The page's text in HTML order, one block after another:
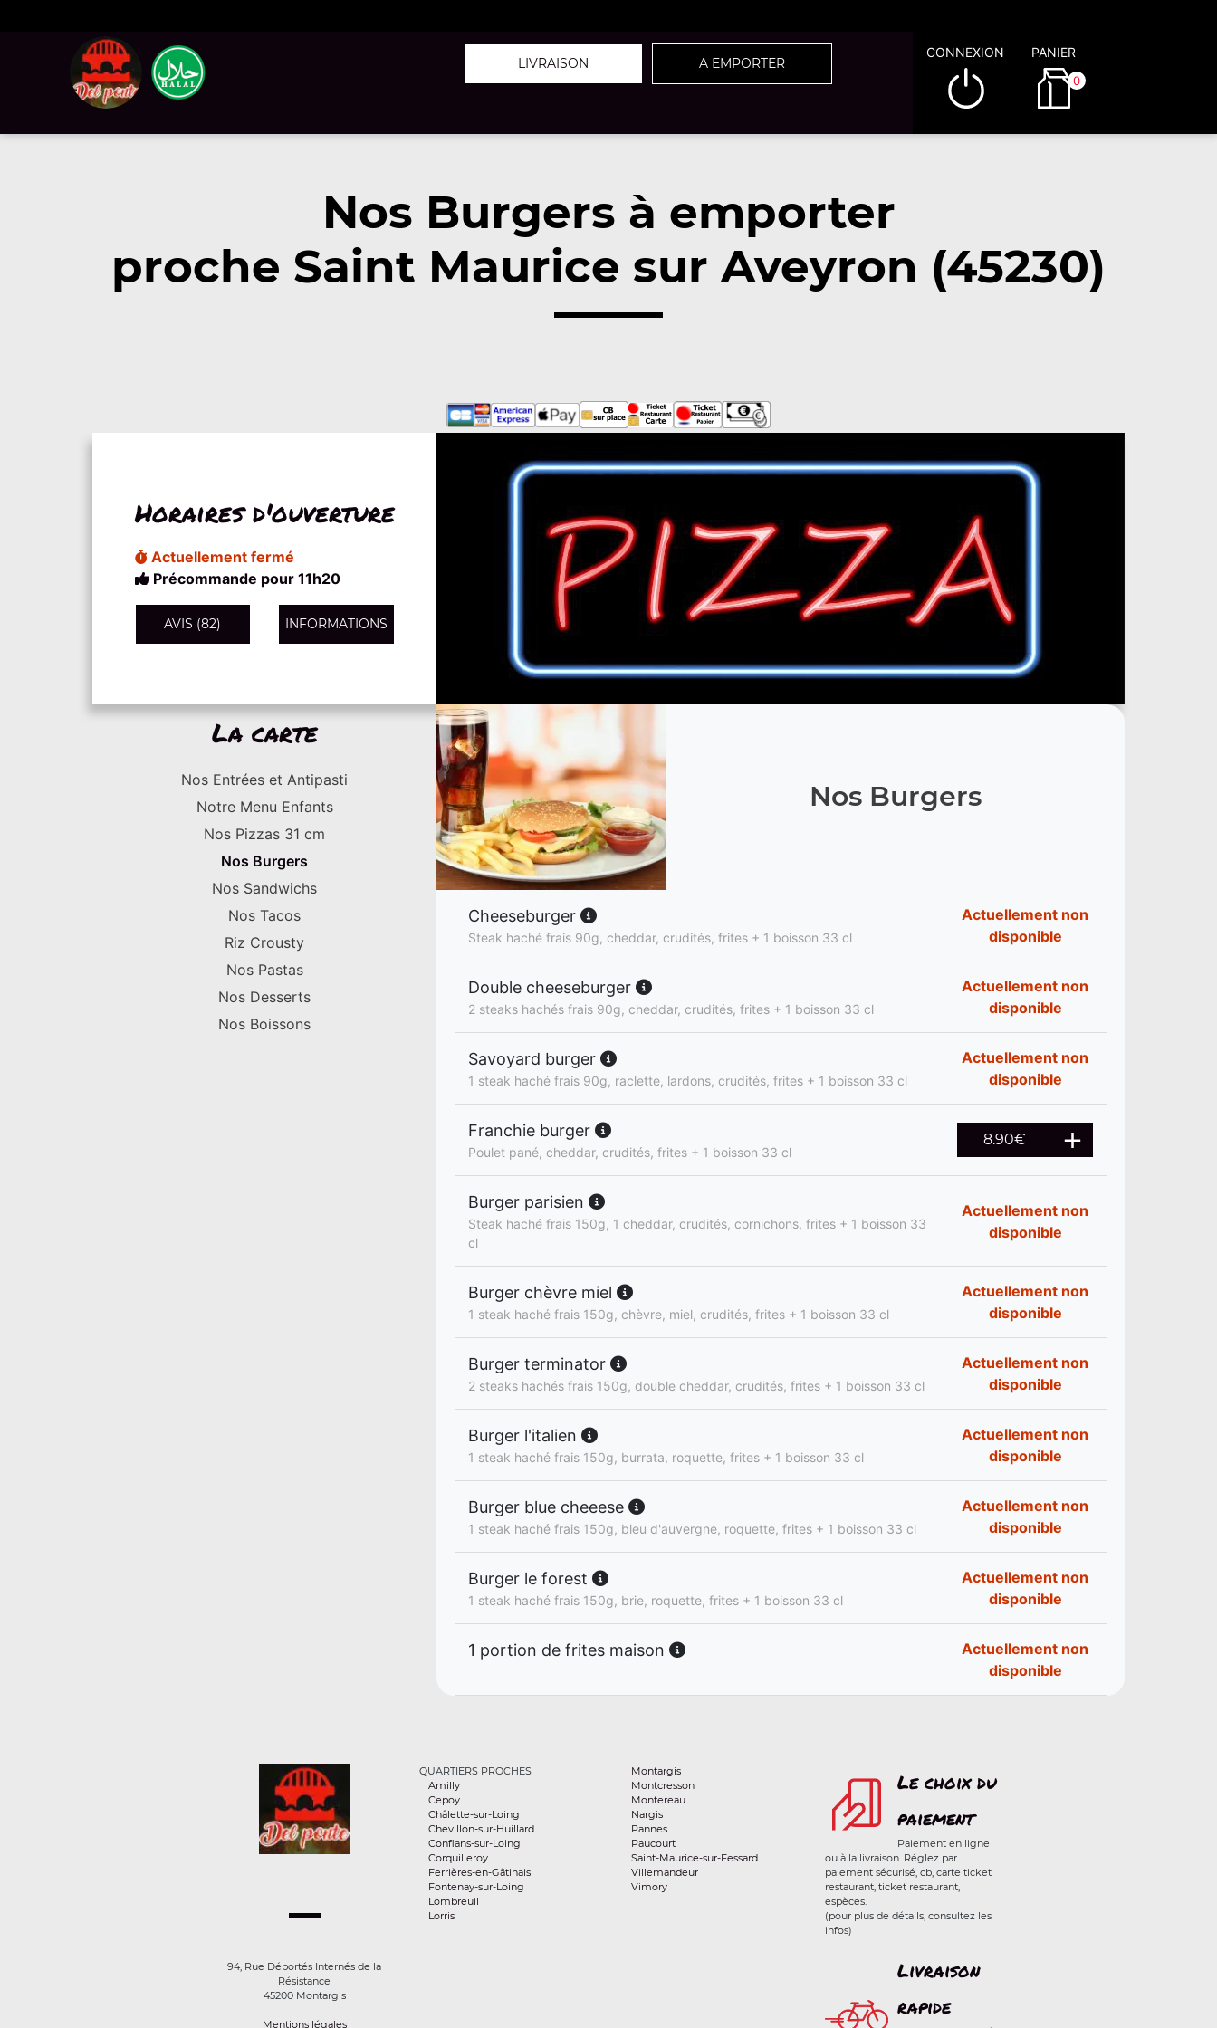
LIVRAISON A EMPORTER
CONNEXION PANIER
0
Nos Burgers à emporter
proche Saint Maurice sur Aveyron (45230)
Horaires d'ouverture
Actuellement fermé
Précommande pour 11h20
AVIS (82) INFORMATIONS
La carte
Nos Entrées et Antipasti
Notre Menu Enfants
Nos Pizzas 31 cm
Nos Burgers
Nos Sandwichs
Nos Tacos
Riz Crousty
Nos Pastas
Nos Desserts
Nos Boissons
Nos Burgers
Cheeseburger
Steak haché frais 90g, cheddar, crudités, frites + 1 boisson 33 cl
Actuellement non
disponible
Double cheeseburger
2 steaks hachés frais 90g, cheddar, crudités, frites + 1 boisson 33 cl
Actuellement non
disponible
Savoyard burger
1 steak haché frais 90g, raclette, lardons, crudités, frites + 1 boisson 33 cl
Actuellement non
disponible
Franchie burger
Poulet pané, cheddar, crudités, frites + 1 boisson 33 cl
8.90€
Burger parisien
Steak haché frais 150g, 1 cheddar, crudités, cornichons, frites + 1 boisson 33
cl
Actuellement non
disponible
Burger chèvre miel
1 steak haché frais 150g, chèvre, miel, crudités, frites + 1 boisson 33 cl
Actuellement non
disponible
Burger terminator
2 steaks hachés frais 150g, double cheddar, crudités, frites + 1 boisson 33 cl
Actuellement non
disponible
Burger l'italien
1 steak haché frais 150g, burrata, roquette, frites + 1 boisson 33 cl
Actuellement non
disponible
Burger blue cheeese
1 steak haché frais 150g, bleu d'auvergne, roquette, frites + 1 boisson 33 cl
Actuellement non
disponible
Burger le forest
1 steak haché frais 150g, brie, roquette, frites + 1 boisson 33 cl
Actuellement non
disponible
1 portion de frites maison
Actuellement non
disponible
94, Rue Déportés Internés de la
Résistance
45200 Montargis
Mentions légales
QUARTIERS PROCHES
Amilly
Cepoy
Châlette-sur-Loing
Chevillon-sur-Huillard
Conflans-sur-Loing
Corquilleroy
Ferrières-en-Gâtinais
Fontenay-sur-Loing
Lombreuil
Lorris
Montargis
Montcresson
Montereau
Nargis
Pannes
Paucourt
Saint-Maurice-sur-Fessard
Villemandeur
Vimory
Le choix du
paiement
Paiement en ligne
ou à la livraison. Réglez par
paiement sécurisé, cb, carte ticket
restaurant, ticket restaurant,
espèces.
(pour plus de détails, consultez les
infos)
Livraison
rapide